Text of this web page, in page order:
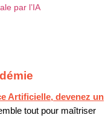
par l’IA
Artificielle, devenez un
tout pour maîtriser